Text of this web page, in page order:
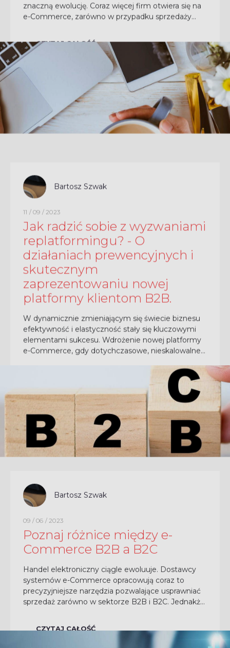
znaczną ewolucję. Coraz więcej firm otwiera się na
e-Commerce, zarówno w przypadku sprzedaży
CZYTAJ CAŁOŚĆ
Bartosz Szwak
11 / 09 / 2023
Jak radzić sobie z wyzwaniami
replatformingu? - O
działaniach prewencyjnych i
skutecznym
zaprezentowaniu nowej
platformy klientom B2B.
W dynamicznie zmieniającym się świecie biznesu
efektywność i elastyczność stały się kluczowymi
elementami sukcesu. Wdrożenie nowej platformy
e-Commerce, gdy dotychczasowe, nieskalowalne
Bartosz Szwak
09 / 06 / 2023
Poznaj różnice między e-
Commerce B2B a B2C
Handel elektroniczny ciągle ewoluuje. Dostawcy
systemów e-Commerce opracowują coraz to
precyzyjniejsze narzędzia pozwalające usprawniać
sprzedaż zarówno w sektorze B2B i B2C. Jednakże,
modelami sprzedaży...
CZYTAJ CAŁOŚĆ